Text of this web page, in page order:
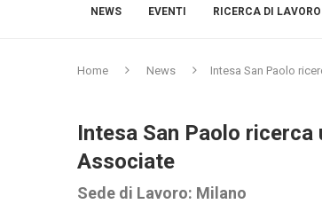
NEWS EVENTI RICERCA DI LAVORO
Home News Intesa San Paolo
Intesa San Paolo
Associate
Sede di Lavoro: Milano